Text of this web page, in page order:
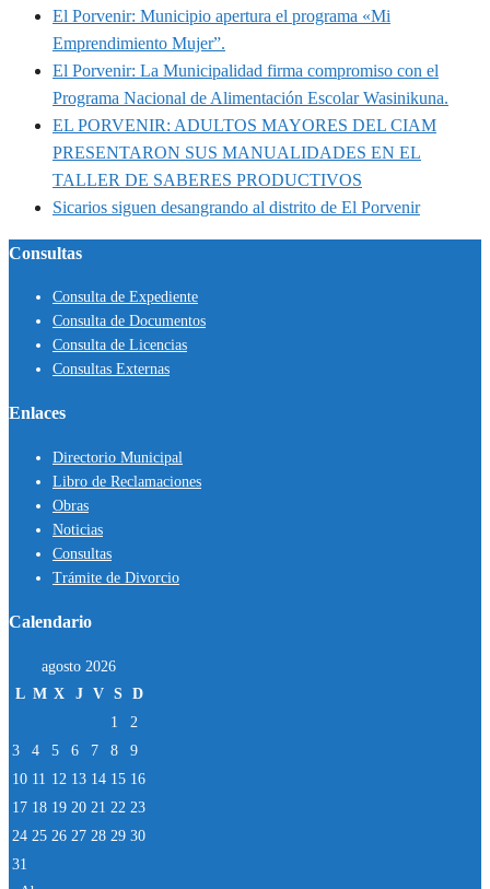
El Porvenir: Municipio apertura el programa «Mi
Emprendimiento Mujer”.
El Porvenir: La Municipalidad firma compromiso con el
Programa Nacional de Alimentación Escolar Wasinikuna.
EL PORVENIR: ADULTOS MAYORES DEL CIAM
PRESENTARON SUS MANUALIDADES EN EL
TALLER DE SABERES PRODUCTIVOS
Sicarios siguen desangrando al distrito de El Porvenir
Consultas
Consulta de Expediente
Consulta de Documentos
Consulta de Licencias
Consultas Externas
Enlaces
Directorio Municipal
Libro de Reclamaciones
Obras
Noticias
Consultas
Trámite de Divorcio
Calendario
agosto 2026
L M X J V S D
1
2
3
4 5 6 7 8
9
10 11 12 13 14 15 16
17 18 19 20 21 22 23
24 25 26 27 28 29 30
31